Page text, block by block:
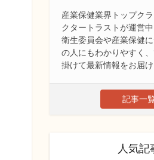
産業保健業界トップク
クタートラストが運営中
衛生委員会や産業保健
の人にもわかりやすく
掛けて最新情報をお届け
記事一
人気記